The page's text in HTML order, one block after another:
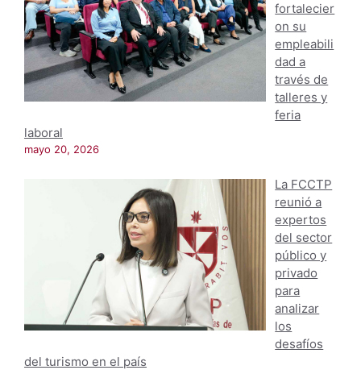
fortalecier
on su
empleabili
dad a
través de
talleres y
feria
laboral
mayo 20, 2026
La FCCTP
reunió a
expertos
del sector
público y
privado
para
analizar
los
desafíos
del turismo en el país